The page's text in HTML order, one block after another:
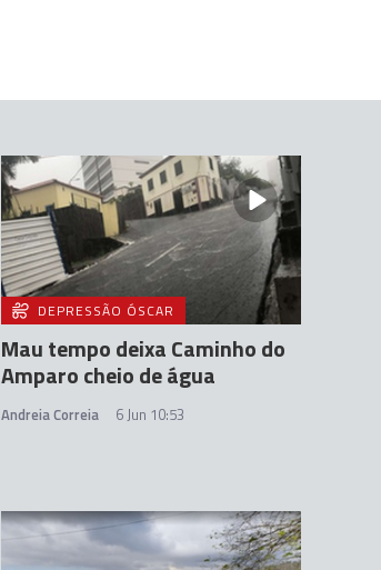
DEPRESSÃO ÓSCAR
Mau tempo deixa Caminho do
Amparo cheio de água
Andreia Correia 6 Jun 10:53